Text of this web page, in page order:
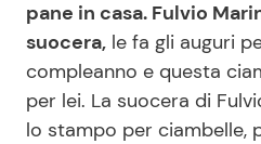
Mondo Mamma
News benessere
pane in casa. Fulvio
suocera, le fa gli auguri
compleanno e questa
per lei. La suocera di
lo stampo per ciambelle,